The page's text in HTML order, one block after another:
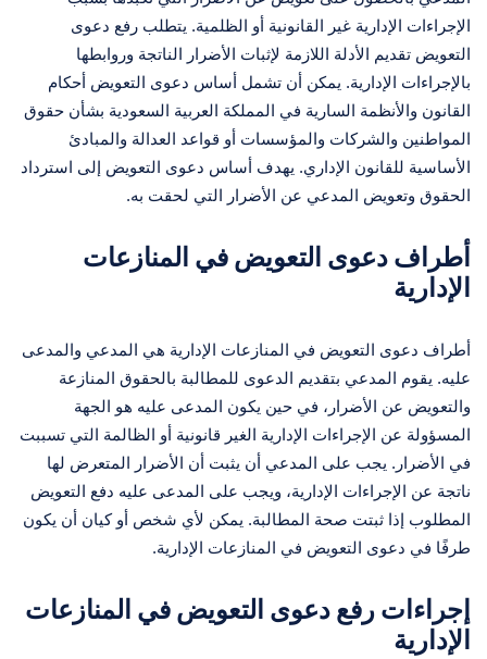
الإجراءات الإدارية غير القانونية أو الظلمية. يتطلب رفع دعوى
التعويض تقديم الأدلة اللازمة لإثبات الأضرار الناتجة وروابطها
بالإجراءات الإدارية. يمكن أن تشمل أساس دعوى التعويض أحكام
القانون والأنظمة السارية في المملكة العربية السعودية بشأن حقوق
المواطنين والشركات والمؤسسات أو قواعد العدالة والمبادئ
الأساسية للقانون الإداري. يهدف أساس دعوى التعويض إلى استرداد
الحقوق وتعويض المدعي عن الأضرار التي لحقت به.
أطراف دعوى التعويض في المنازعات
الإدارية
أطراف دعوى التعويض في المنازعات الإدارية هي المدعي والمدعى
عليه. يقوم المدعي بتقديم الدعوى للمطالبة بالحقوق المنازعة
والتعويض عن الأضرار، في حين يكون المدعى عليه هو الجهة
المسؤولة عن الإجراءات الإدارية الغير قانونية أو الظالمة التي تسببت
في الأضرار. يجب على المدعي أن يثبت أن الأضرار المتعرض لها
ناتجة عن الإجراءات الإدارية، ويجب على المدعى عليه دفع التعويض
المطلوب إذا ثبتت صحة المطالبة. يمكن لأي شخص أو كيان أن يكون
طرفًا في دعوى التعويض في المنازعات الإدارية.
إجراءات رفع دعوى التعويض في المنازعات
الإدارية